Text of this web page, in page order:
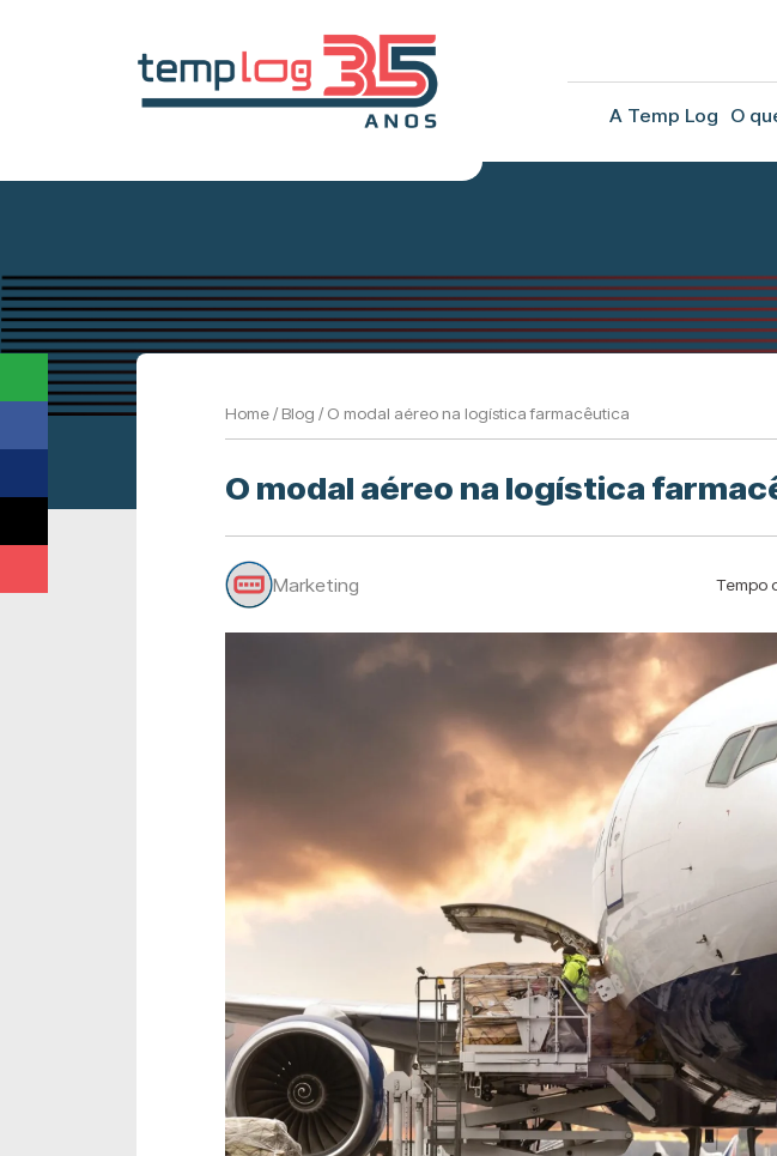
A Temp Log O
Home/Blog /O modal aéreo na logística farmacêutica
O modal aéreo na logística
Marketing Tempo